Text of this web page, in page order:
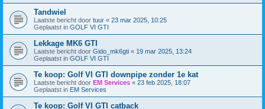
Tandwiel
Laatste bericht door tuur « 23 mar 2025, 10:25
Geplaatst in GOLF VI GTI
Lekkage MK6 GTI
Laatste bericht door Gido_mk6gti « 19 mar 2025, 13:24
Geplaatst in GOLF VI GTI
Te koop: Golf VI GTI downpipe zonder 1e kat
Laatste bericht door EM Services « 23 feb 2025, 18:07
Geplaatst in EM Services
Te koop: Golf VI GTI catback